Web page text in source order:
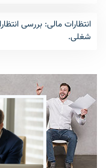
انتظارات مالی: بررسی
شغلی.